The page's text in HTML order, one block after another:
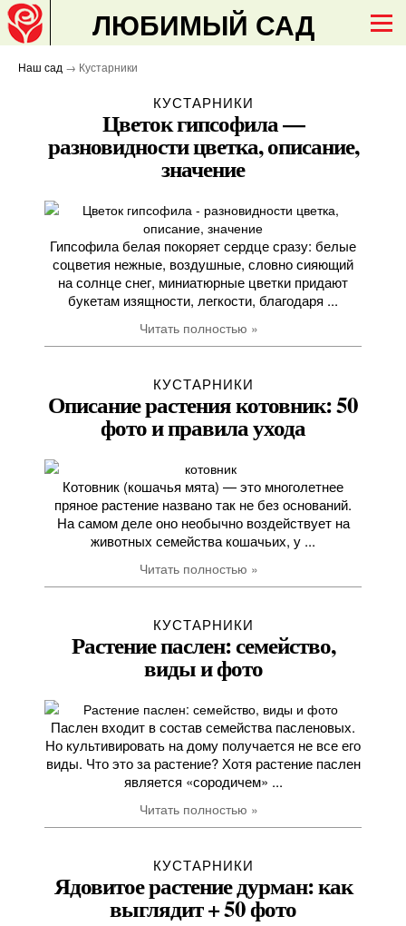
ЛЮБИМЫЙ САД
Наш сад → Кустарники
КУСТАРНИКИ
Цветок гипсофила —
разновидности цветка, описание,
значение
Гипсофила белая покоряет сердце сразу: белые
соцветия нежные, воздушные, словно сияющий
на солнце снег, миниатюрные цветки придают
букетам изящности, легкости, благодаря ...
Читать полностью »
КУСТАРНИКИ
Описание растения котовник: 50
фото и правила ухода
Котовник (кошачья мята) — это многолетнее
пряное растение названо так не без оснований.
На самом деле оно необычно воздействует на
животных семейства кошачьих, у ...
Читать полностью »
КУСТАРНИКИ
Растение паслен: семейство,
виды и фото
Паслен входит в состав семейства пасленовых.
Но культивировать на дому получается не все его
виды. Что это за растение? Хотя растение паслен
является «сородичем» ...
Читать полностью »
КУСТАРНИКИ
Ядовитое растение дурман: как
выглядит + 50 фото